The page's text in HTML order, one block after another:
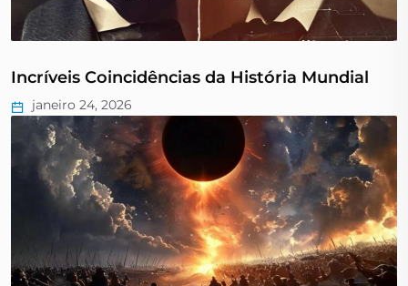
Incríveis Coincidências da História Mundial
janeiro 24, 2026